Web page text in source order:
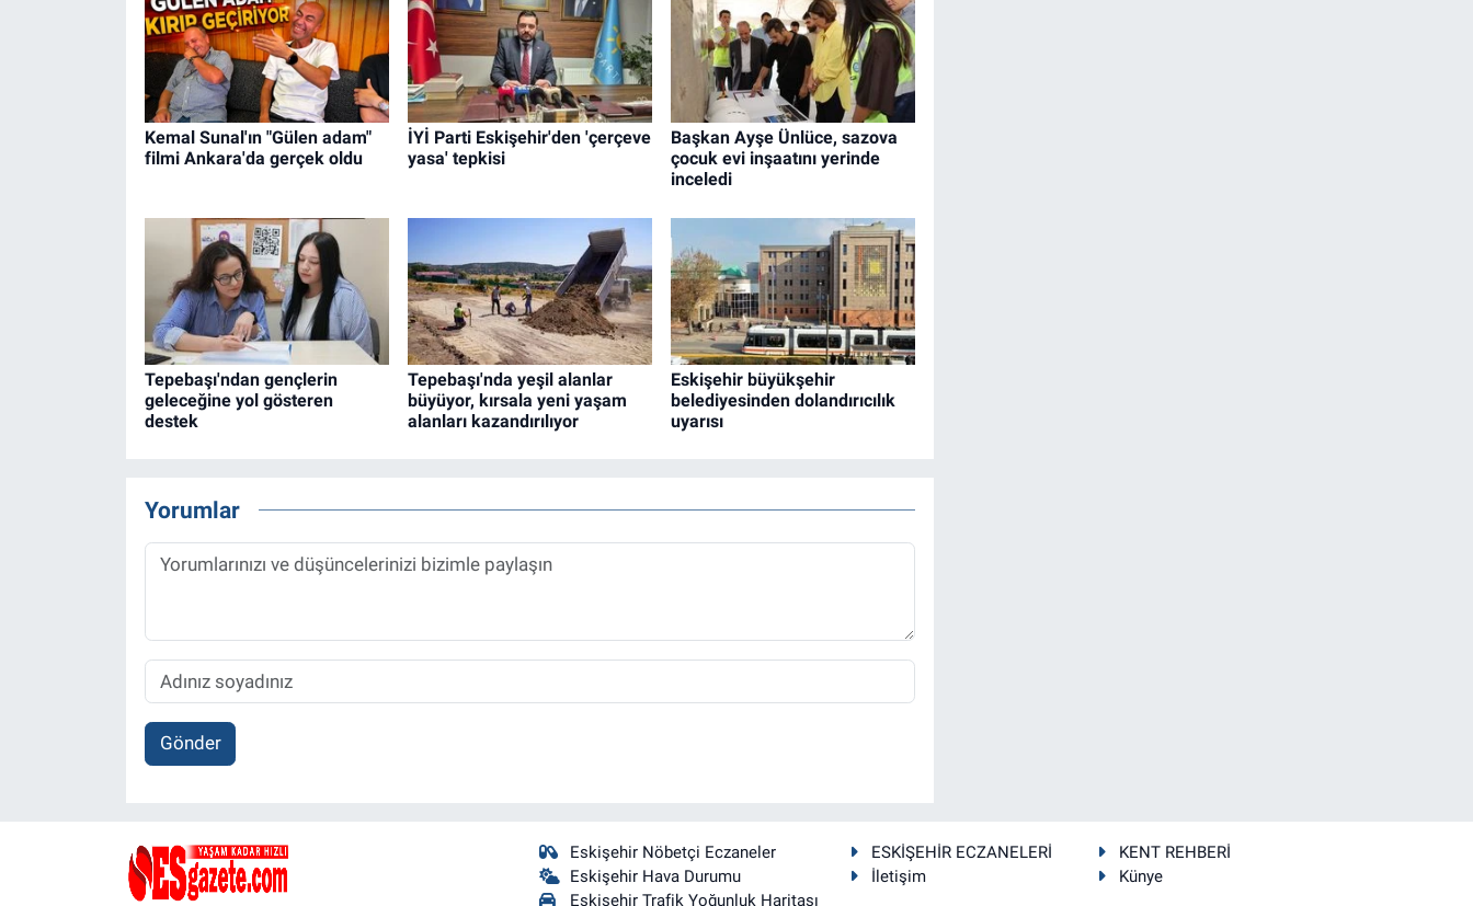
Kemal Sunal'ın "Gülen adam"
filmi Ankara'da gerçek oldu
İYİ Parti Eskişehir'den 'çerçeve
yasa' tepkisi
Başkan Ayşe Ünlüce, sazova
çocuk evi inşaatını yerinde
inceledi
Tepebaşı'ndan gençlerin
geleceğine yol gösteren
destek
Tepebaşı'nda yeşil alanlar
büyüyor, kırsala yeni yaşam
alanları kazandırılıyor
Eskişehir büyükşehir
belediyesinden dolandırıcılık
uyarısı
Yorumlar
Gönder
Eskişehir Nöbetçi Eczaneler
Eskişehir Hava Durumu
Eskişehir Trafik Yoğunluk Haritası
ESKİŞEHİR ECZANELERİ
KENT REHBERİ
İletişim
Künye